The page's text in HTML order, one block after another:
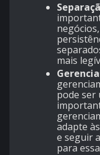
mais
pode ser
adapte
e seguir
para